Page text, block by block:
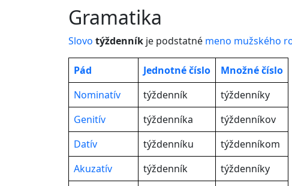
gramatika
Slovo týždenník je podstatné meno mužského
Pád Jednotnéčíslo
Množné číslo
Nominatív
týždenník
týždenníky
Genitív
týždenníka
týždenníkov
Datív
týždenníku
týždenníkom
Akuzatív
týždenník
týždenníky